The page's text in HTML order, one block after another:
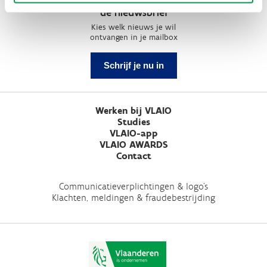
de nieuwsbrief
Kies welk nieuws je wil
ontvangen in je mailbox
Schrijf je nu in
Werken bij VLAIO
Studies
VLAIO-app
VLAIO AWARDS
Contact
Communicatieverplichtingen & logo's
Klachten, meldingen & fraudebestrijding